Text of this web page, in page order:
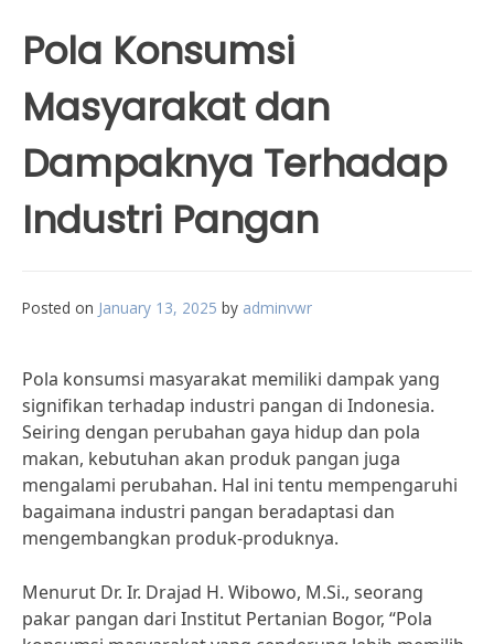
Pola Konsumsi
Masyarakat dan
Dampaknya Terhadap
Industri Pangan
Posted on January 13, 2025 by adminvwr
Pola konsumsi masyarakat memiliki dampak yang
signifikan terhadap industri pangan di Indonesia.
Seiring dengan perubahan gaya hidup dan pola
makan, kebutuhan akan produk pangan juga
mengalami perubahan. Hal ini tentu mempengaruhi
bagaimana industri pangan beradaptasi dan
mengembangkan produk-produknya.
Menurut Dr. Ir. Drajad H. Wibowo, M.Si., seorang
pakar pangan dari Institut Pertanian Bogor, “Pola